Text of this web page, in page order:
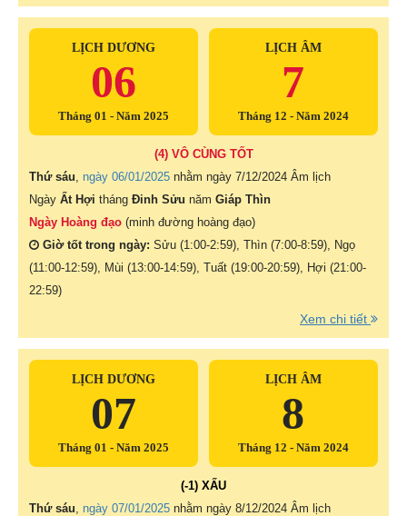
LỊCH DƯƠNG
06
Tháng 01 - Năm 2025
LỊCH ÂM
7
Tháng 12 - Năm 2024
(4) VÔ CÙNG TỐT
Thứ sáu ngày 06/01/2025 nhằm ngày 7/12/2024 Âm lịch
Ngày Ất Hợi tháng Đinh Sửu năm Giáp Thìn
Ngày Hoàng đạo (minh đường hoàng đạo)
Giờ tốt trong ngày: Sửu (1:00-2:59), Thìn (7:00-8:59), Ngọ
(11:00-12:59), Mùi (13:00-14:59), Tuất (19:00-20:59), Hợi (21:00-
22:59)
Xem chi tiết
LỊCH DƯƠNG
07
Tháng 01 - Năm 2025
LỊCH ÂM
8
Tháng 12 - Năm 2024
(-1) XẤU
Thứ sáu ngày 07/01/2025 nhằm ngày 8/12/2024 Âm lịch